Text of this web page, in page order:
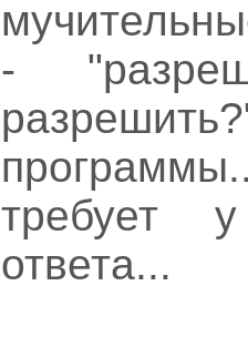
-
требует
ответа...